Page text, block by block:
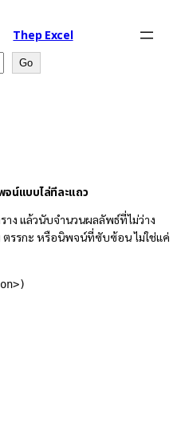
Thep Excel
Go
จน์แบบไล่ทีละแถว
าง แล้วนับจำนวนผลลัพธ์ที่ไม่ว่าง
ตรรกะ หรือนิพจน์ที่ซับซ้อน ไม่ใช่แค่
)